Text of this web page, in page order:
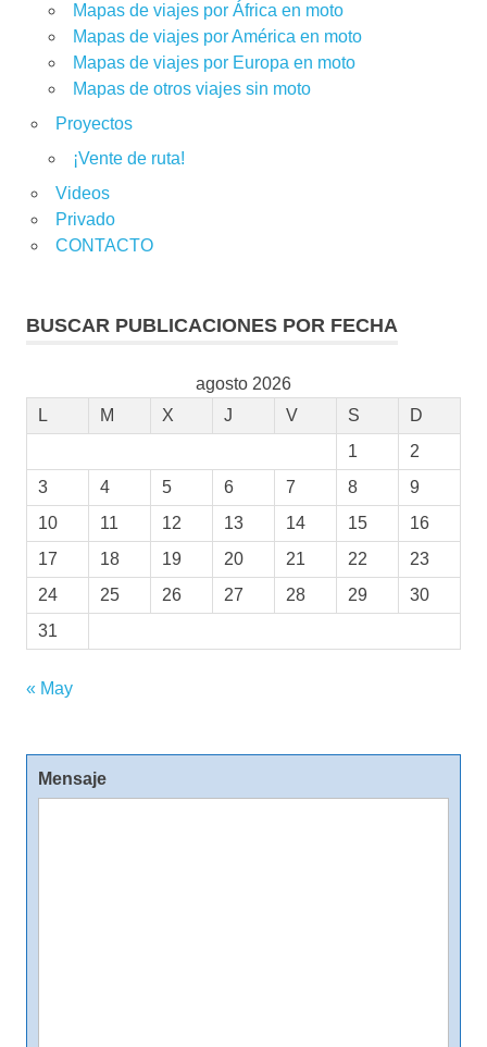
Mapas de viajes por África en moto
Mapas de viajes por América en moto
Mapas de viajes por Europa en moto
Mapas de otros viajes sin moto
Proyectos
¡Vente de ruta!
Videos
Privado
CONTACTO
BUSCAR PUBLICACIONES POR FECHA
agosto 2026
L
M X J V S
D
1
2
3
4 5 6 7 8
9
10
11 12 13 14 15
16
17
18 19 20 21 22
23
24
25 26 27 28 29
30
31
« May
Mensaje